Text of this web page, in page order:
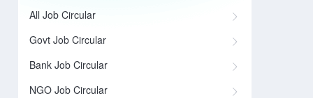
All Job Circular
Govt Job Circular
Bank Job Circular
NGO Job Circular